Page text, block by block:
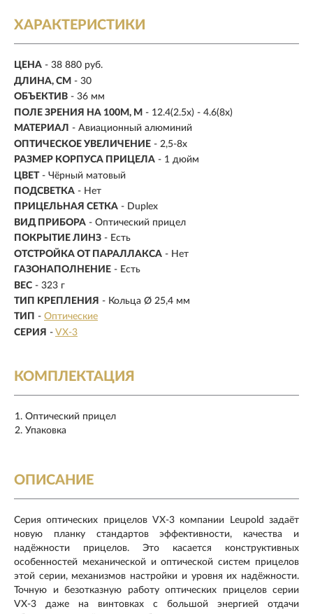
ХАРАКТЕРИСТИКИ
ЦЕНА - 38 880 руб.
ДЛИНА, СМ - 30
ОБЪЕКТИВ - 36 мм
ПОЛЕ ЗРЕНИЯ НА 100М, М - 12.4(2.5x) - 4.6(8x)
МАТЕРИАЛ - Авиационный алюминий
ОПТИЧЕСКОЕ УВЕЛИЧЕНИЕ - 2,5-8х
РАЗМЕР КОРПУСА ПРИЦЕЛА - 1 дюйм
ЦВЕТ - Чёрный матовый
ПОДСВЕТКА - Нет
ПРИЦЕЛЬНАЯ СЕТКА - Duplex
ВИД ПРИБОРА - Оптический прицел
ПОКРЫТИЕ ЛИНЗ - Есть
ОТСТРОЙКА ОТ ПАРАЛЛАКСА - Нет
ГАЗОНАПОЛНЕНИЕ - Есть
ВЕС - 323 г
ТИП КРЕПЛЕНИЯ - Кольца Ø 25,4 мм
ТИП - Оптические
СЕРИЯ - VX-3
КОМПЛЕКТАЦИЯ
Оптический прицел
Упаковка
ОПИСАНИЕ
Серия оптических прицелов VX-3 компании Leupold задаёт
новую планку стандартов эффективности, качества и
надёжности прицелов. Это касается конструктивных
особенностей механической и оптической систем прицелов
этой серии, механизмов настройки и уровня их надёжности.
Точную и безотказную работу оптических прицелов серии
VX-3 даже на винтовках с большой энергией отдачи